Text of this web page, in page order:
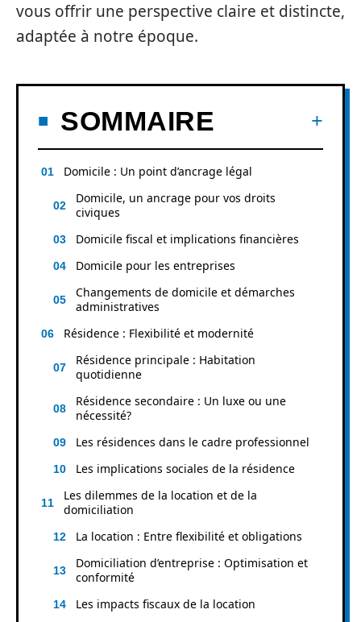
vous offrir une perspective claire et distincte,
adaptée à notre époque.
SOMMAIRE
Domicile : Un point d’ancrage légal
Domicile, un ancrage pour vos droits
civiques
Domicile fiscal et implications financières
Domicile pour les entreprises
Changements de domicile et démarches
administratives
Résidence : Flexibilité et modernité
Résidence principale : Habitation
quotidienne
Résidence secondaire : Un luxe ou une
nécessité?
Les résidences dans le cadre professionnel
Les implications sociales de la résidence
Les dilemmes de la location et de la
domiciliation
La location : Entre flexibilité et obligations
Domiciliation d’entreprise : Optimisation et
conformité
Les impacts fiscaux de la location